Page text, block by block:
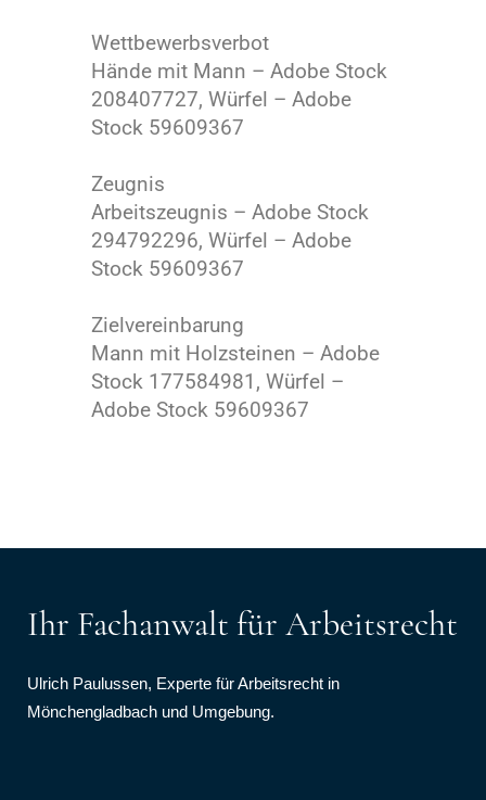
Wettbewerbsverbot
Hände mit Mann – Adobe Stock
208407727, Würfel – Adobe
Stock 59609367
Zeugnis
Arbeitszeugnis – Adobe Stock
294792296, Würfel – Adobe
Stock 59609367
Zielvereinbarung
Mann mit Holzsteinen – Adobe
Stock 177584981, Würfel –
Adobe Stock 59609367
Ihr Fachanwalt für Arbeitsrecht
Ulrich Paulussen, Experte für Arbeitsrecht in
Mönchengladbach und Umgebung.